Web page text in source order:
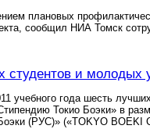
плановых
сообщил НИА Томск
и молодых
учебного года шесть
Токио Боэки» в
(РУС)» («TOKYO BOEKI